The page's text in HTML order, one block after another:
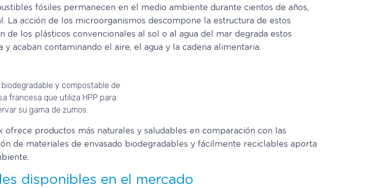
fósiles permanecen en el medio ambiente durante cientos de años,
La acción de los microorganismos descompone la estructura de estos
los plásticos convencionales al sol o al agua del mar degrada estos
acaban contaminando el aire, el agua y la cadena alimentaria.
biodegradable y compostable de
francesa que utiliza HPP para
su gama de zumos.
productos más naturales y saludables en comparación con las
de materiales de envasado biodegradables y fácilmente reciclables aporta
disponibles en el mercado